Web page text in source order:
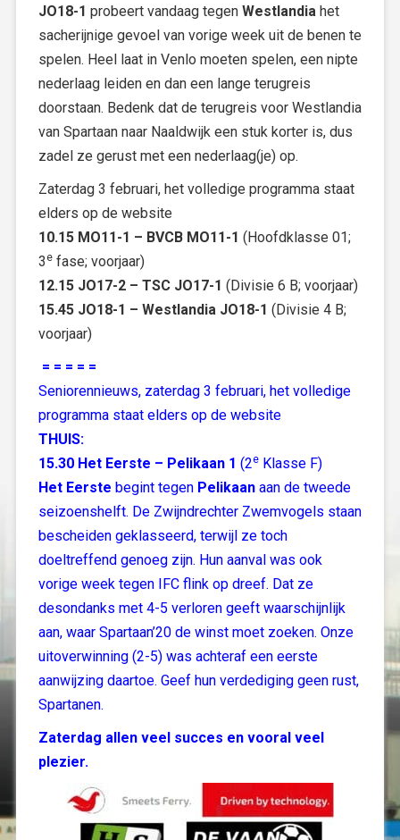
JO18-1 probeert vandaag tegen Westlandia het
sacherijnige gevoel van vorige week uit de benen te
spelen. Heel laat in Venlo moeten spelen, een nipte
nederlaag leiden en dan een lange terugreis
doorstaan. Bedenk dat de terugreis voor Westlandia
van Spartaan naar Naaldwijk een stuk korter is, dus
zadel ze gerust met een nederlaag(je) op.
Zaterdag 3 februari, het volledige programma staat
elders op de website
10.15 MO11-1 – BVCB MO11-1 (Hoofdklasse 01;
3 e fase; voorjaar)
12.15 JO17-2 – TSC JO17-1 (Divisie 6 B; voorjaar)
15.45 JO18-1 – Westlandia JO18-1 (Divisie 4 B;
voorjaar)
= = = = =
Seniorennieuws, zaterdag 3 februari, het volledige
programma staat elders op de website
THUIS:
15.30 Het Eerste – Pelikaan 1 (2e Klasse F)
Het Eerste begint tegen Pelikaan aan de tweede
seizoenshelft. De Zwijndrechter Zwemvogels staan
bescheiden geklasseerd, terwijl ze toch
doeltreffend genoeg zijn. Hun aanval was ook
vorige week tegen IFC flink op dreef. Dat ze
desondanks met 4-5 verloren geeft waarschijnlijk
aan, waar Spartaan’20 de winst moet zoeken. Onze
uitoverwinning (2-5) was achteraf een eerste
aanwijzing daartoe. Geef hun verdediging geen rust,
Spartanen.
Zaterdag allen veel succes en vooral veel
plezier.